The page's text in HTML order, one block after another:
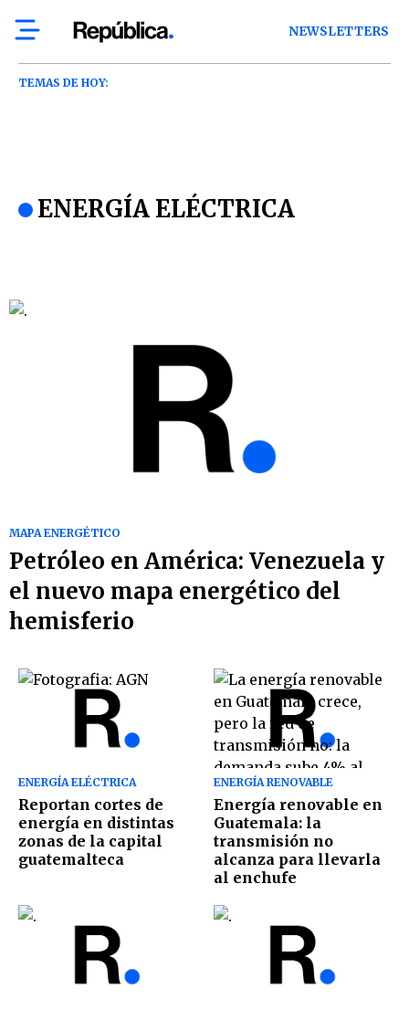
NEWSLETTERS
TEMAS DE HOY:
ENERGÍA ELÉCTRICA
MAPA ENERGÉTICO
Petróleo en América: Venezuela y
el nuevo mapa energético del
hemisferio
ENERGÍA ELÉCTRICA
Reportan cortes de
energía en distintas
zonas de la capital
guatemalteca
ENERGÍA RENOVABLE
Energía renovable en
Guatemala: la
transmisión no
alcanza para llevarla
al enchufe